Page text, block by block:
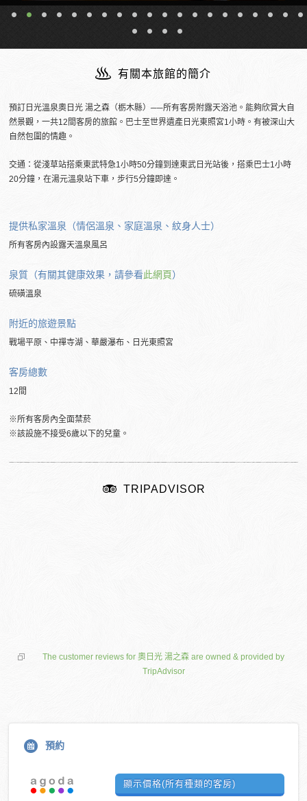
有關本旅館的簡介
預訂日光溫泉奧日光 湯之森（栃木縣）──所有客房附露天浴池。能夠欣賞大自
然景觀，一共12間客房的旅館。巴士至世界遺產日光東照宮1小時。有被深山大
自然包圍的情趣。
交通：從淺草站搭乘東武特急1小時50分鐘到達東武日光站後，搭乘巴士1小時
20分鐘，在湯元溫泉站下車，步行5分鐘即達。
提供私家溫泉（情侶溫泉、家庭溫泉、紋身人士）
所有客房內設露天溫泉風呂
泉質（有關其健康效果，請參看此網頁）
硫磺溫泉
附近的旅遊景點
戰場平原、中禪寺湖、華嚴瀑布、日光東照宮
客房總數
12間
※所有客房內全面禁菸
※該設施不接受6歲以下的兒童。
TRIPADVISOR
The customer reviews for 奧日光 湯之森 are owned & provided by
TripAdvisor
預約
顯示價格(所有種類的客房)